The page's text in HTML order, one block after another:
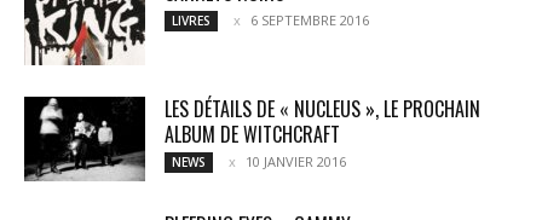
LIVRES 6 SEPTEMBRE 2016
LES DÉTAILS DE « NUCLEUS », LE PROCHAIN
ALBUM DE WITCHCRAFT
NEWS 10 JANVIER 2016